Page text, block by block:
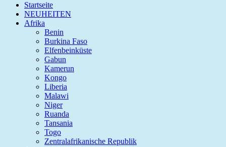
Startseite
NEUHEITEN
Afrika
Benin
Burkina Faso
Elfenbeinküste
Gabun
Kamerun
Kongo
Liberia
Malawi
Niger
Ruanda
Tansania
Togo
Zentralafrikanische Republik